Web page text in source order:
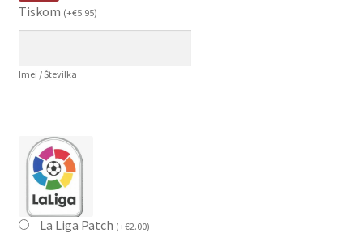
Tiskom (+€5.95)
Imei / Številka
La Liga Patch (+€2.00)